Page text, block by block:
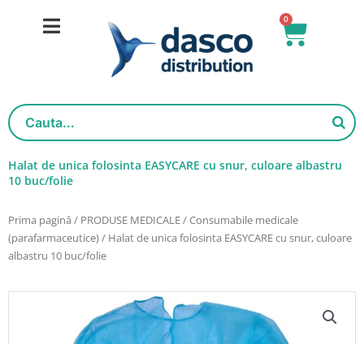
0
Cart
Halat de unica folosinta EASYCARE cu snur, culoare albastru
10 buc/folie
Prima pagină / PRODUSE MEDICALE/Consumabile medicale
(parafarmaceutice)/ Halat de unica folosinta EASYCARE cu snur, culoare
albastru 10 buc/folie